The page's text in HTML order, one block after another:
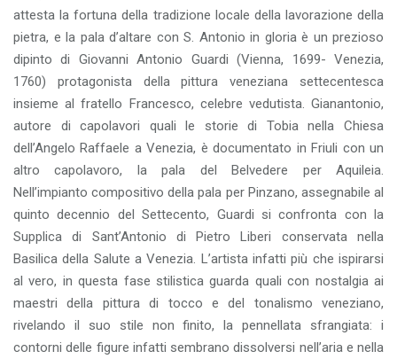
attesta la fortuna della tradizione locale della lavorazione della
pietra, e la pala d’altare con S. Antonio in gloria è un prezioso
dipinto di Giovanni Antonio Guardi (Vienna, 1699- Venezia,
1760) protagonista della pittura veneziana settecentesca
insieme al fratello Francesco, celebre vedutista. Gianantonio,
autore di capolavori quali le storie di Tobia nella Chiesa
dell’Angelo Raffaele a Venezia, è documentato in Friuli con un
altro capolavoro, la pala del Belvedere per Aquileia.
Nell’impianto compositivo della pala per Pinzano, assegnabile al
quinto decennio del Settecento, Guardi si confronta con la
Supplica di Sant’Antonio di Pietro Liberi conservata nella
Basilica della Salute a Venezia. L’artista infatti più che ispirarsi
al vero, in questa fase stilistica guarda quali con nostalgia ai
maestri della pittura di tocco e del tonalismo veneziano,
rivelando il suo stile non finito, la pennellata sfrangiata: i
contorni delle figure infatti sembrano dissolversi nell’aria e nella